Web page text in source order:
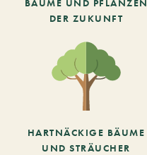
DER ZUKUNFT
HARTNÄCKIGE BÄUME
UND STRÄUCHER